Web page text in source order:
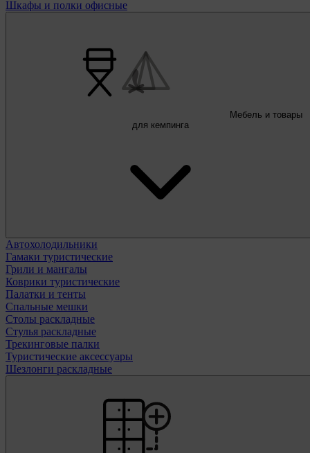
Шкафы и полки офисные
Мебель и товары
для кемпинга
Автохолодильники
Гамаки туристические
Грили и мангалы
Коврики туристические
Палатки и тенты
Спальные мешки
Столы раскладные
Стулья раскладные
Трекинговые палки
Туристические аксессуары
Шезлонги раскладные